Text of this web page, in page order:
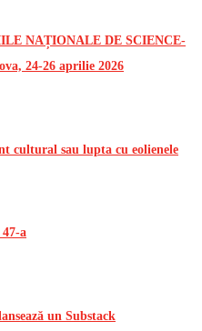
NAȚIONALE DE SCIENCE-
24-26 aprilie 2026
cultural sau lupta cu eolienele
a
un Substack